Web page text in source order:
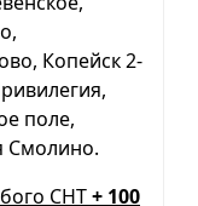
Копейск 2-
поле,
Смолино.
СНТ+ 100